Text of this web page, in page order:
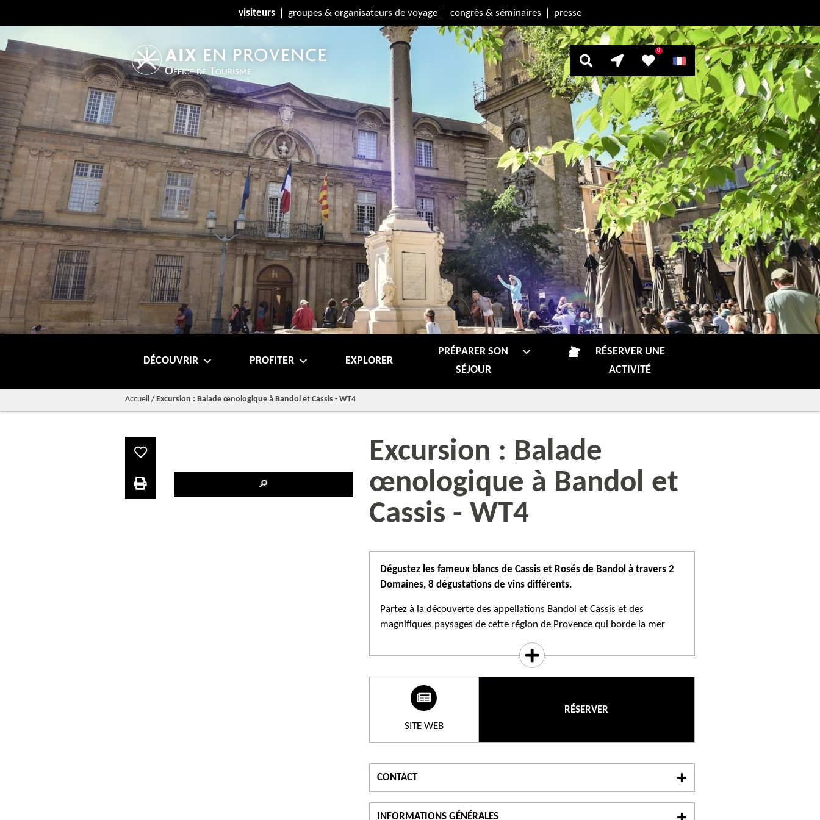
visiteurs groupes & organisateurs de voyage congrès & séminaires presse
Office de Tourisme
0
DÉCOUVRIR PROFITER EXPLORER
PRÉPARER SON
SÉJOUR
RÉSERVER UNE
ACTIVITÉ
Accueil / Excursion : Balade œnologique à Bandol et Cassis - WT4
🔎
Excursion : Balade
œnologique à Bandol et
Cassis - WT4
Dégustez les fameux blancs de Cassis et Rosés de Bandol à travers 2
Domaines, 8 dégustations de vins différents.
Partez à la découverte des appellations Bandol et Cassis et des
magnifiques paysages de cette région de Provence qui borde la mer
des connaisseurs, ainsi que les rosés aromatiques et les rouges
puissants de Bandol. Ensuite, profitez d'un arrêt photo au Cap Canaille
avec une vue à couper le souffle sur la baie de Cassis. Une demi-journée
parfaite à la découverte des vins ! Visite guidée de 2 domaines et
dégustation commentée de 8 vins différents par un spécialiste des vins
de Provence.
➜ Excursion commentée par un guide expert en œnologie
➜ Départ de l'Office de tourisme à 13h30
➜ Enfant à partir de 10 ans
SITE WEB
RÉSERVER
CONTACT
Pour s'informer Pour réserver
INFORMATIONS GÉNÉRALES